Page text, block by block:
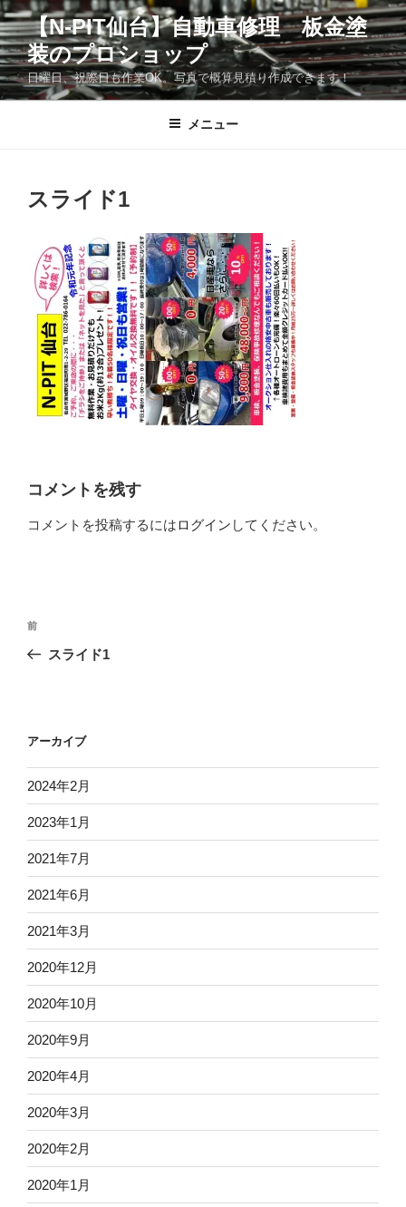
コ
ン
テ
ン
ツ
【N-PIT仙台】自動車修理 板金塗
装のプロショップ
日曜日、祝際日も作業OK。写真で概算見積り作成できます！
メニュー
スライド1
コメントを残す
コメントを投稿するにはログイン してください。
投
ナ
ー
シ
ョ
ン
前
の
前
スライド1
アーカイブ
2024年2月
2023年1月
2021年7月
2021年6月
2021年3月
2020年12月
2020年10月
2020年9月
2020年4月
2020年3月
2020年2月
2020年1月